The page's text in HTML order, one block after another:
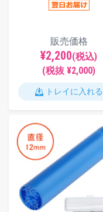
販売価格
¥2,200(税込)
(税抜 ¥2,000)
トレイに入れる